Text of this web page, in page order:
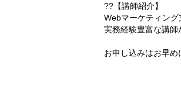
?‍?【講師紹介】
Webマーケティング
実務経験豊富な講師
お申し込みはお早め